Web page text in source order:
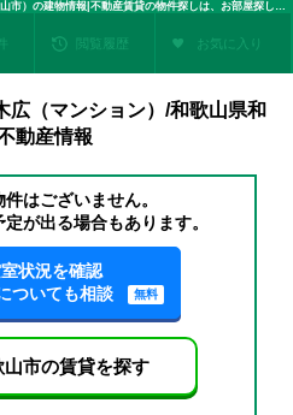
仮称）BEREO Horizonte 木広（和歌山県 和歌山市）の建物情報|不動産賃貸の物件探しは、お部屋探しのエイブル
閲覧履歴 お気に入り
（マンション）/和歌山県和
動産情報
はございません。
が出る場合もあります。
状況を確認
ついても相談
無料
市の賃貸を探す